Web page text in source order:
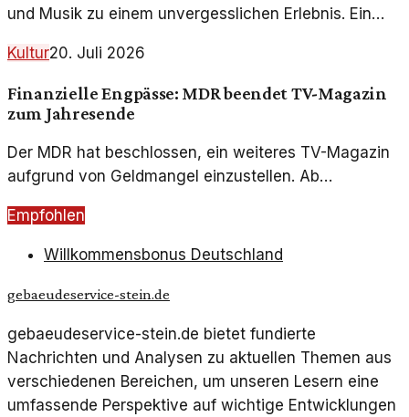
und Musik zu einem unvergesslichen Erlebnis. Ein
Kultur20. Juli 2026
Finanzielle Engpässe: MDR beendet TV-Magazin
zum Jahresende
Der MDR hat beschlossen, ein weiteres TV-Magazin
aufgrund von Geldmangel einzustellen. Ab
ausgestrahlt.
Empfohlen
Willkommensbonus Deutschland
gebaeudeservice-stein.de
gebaeudeservice-stein.de bietet fundierte
Nachrichten und Analysen zu aktuellen Themen aus
verschiedenen Bereichen, um unseren Lesern eine
umfassende Perspektive auf wichtige Entwicklungen